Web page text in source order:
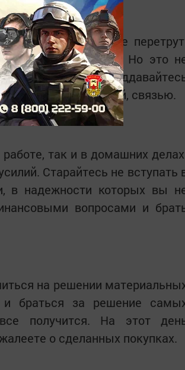
и труд все
утомляемость. Но это
Не
проблемы с техникой, связью.
так и в домашних
Старайтесь не вступать
в надежности которых вы
вопросами и
на решении
и браться за решение
получится. На этот
о сделанных покупках.